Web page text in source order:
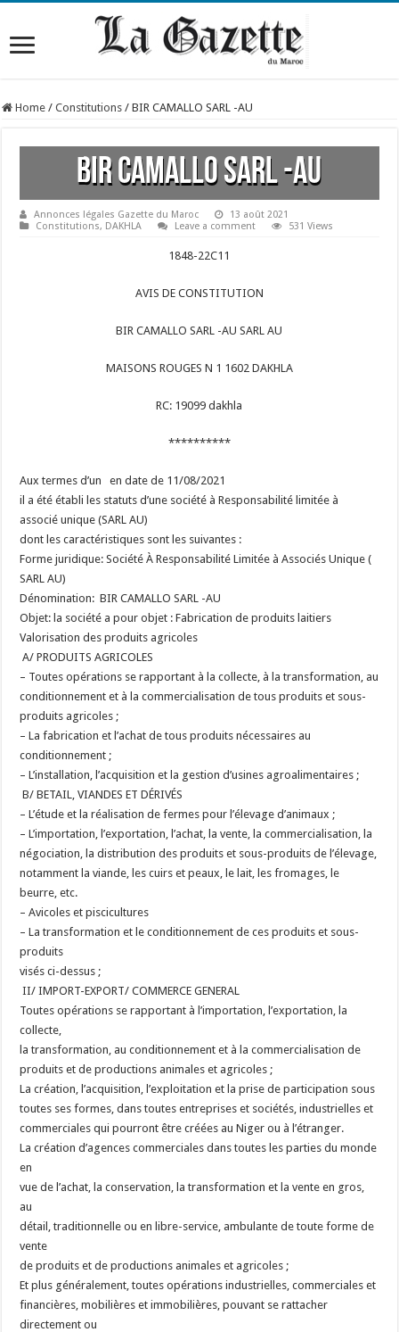
Home / Constitutions / BIR CAMALLO SARL -AU
BIR CAMALLO SARL -AU
Annonces légales Gazette du Maroc
13 août 2021
Constitutions, DAKHLA Leave a comment 531 Views
1848-22C11
AVIS DE CONSTITUTION
BIR CAMALLO SARL -AU SARL AU
MAISONS ROUGES N 1 1602 DAKHLA
RC: 19099 dakhla
**********
Aux termes d’un en date de 11/08/2021
il a été établi les statuts d’une société à Responsabilité limitée à
associé unique (SARL AU)
dont les caractéristiques sont les suivantes :
Forme juridique: Société À Responsabilité Limitée à Associés Unique (
SARL AU)
Dénomination: BIR CAMALLO SARL -AU
Objet: la société a pour objet : Fabrication de produits laitiers
Valorisation des produits agricoles
A/ PRODUITS AGRICOLES
– Toutes opérations se rapportant à la collecte, à la transformation, au
conditionnement et à la commercialisation de tous produits et sous-
produits agricoles ;
– La fabrication et l’achat de tous produits nécessaires au
conditionnement ;
– L’installation, l’acquisition et la gestion d’usines agroalimentaires ;
B/ BETAIL, VIANDES ET DÉRIVÉS
– L’étude et la réalisation de fermes pour l’élevage d’animaux ;
– L’importation, l’exportation, l’achat, la vente, la commercialisation, la
négociation, la distribution des produits et sous-produits de l’élevage,
notamment la viande, les cuirs et peaux, le lait, les fromages, le
beurre, etc.
– Avicoles et piscicultures
– La transformation et le conditionnement de ces produits et sous-
produits
visés ci-dessus ;
II/ IMPORT-EXPORT/ COMMERCE GENERAL
Toutes opérations se rapportant à l’importation, l’exportation, la
collecte,
la transformation, au conditionnement et à la commercialisation de
produits et de productions animales et agricoles ;
La création, l’acquisition, l’exploitation et la prise de participation sous
toutes ses formes, dans toutes entreprises et sociétés, industrielles et
commerciales qui pourront être créées au Niger ou à l’étranger.
La création d’agences commerciales dans toutes les parties du monde
en
vue de l’achat, la conservation, la transformation et la vente en gros,
au
détail, traditionnelle ou en libre-service, ambulante de toute forme de
vente
de produits et de productions animales et agricoles ;
Et plus généralement, toutes opérations industrielles, commerciales et
financières, mobilières et immobilières, pouvant se rattacher
directement ou